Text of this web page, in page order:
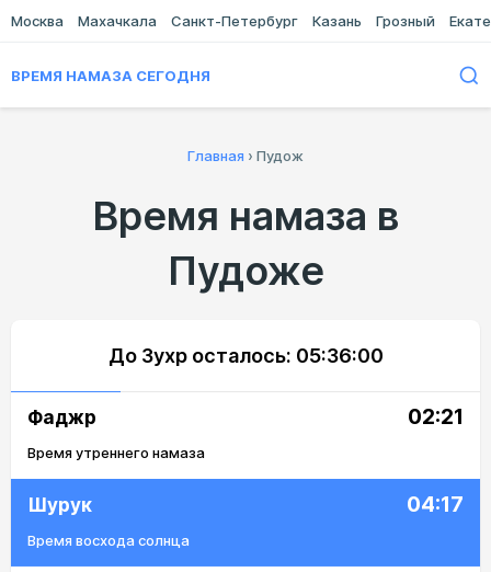
Москва Махачкала Санкт-Петербург Казань Грозный
ВРЕМЯ НАМАЗА СЕГОДНЯ
Главная › Пудож
Время намаза в
Пудоже
До Зухр осталось: 05:36:00
Фаджр 02:21
Время утреннего намаза
Шурук 04:17
Время восхода солнца